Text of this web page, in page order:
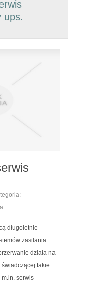
ups.
długoletnie
zasilania
działa na
takie
m.in. serwis